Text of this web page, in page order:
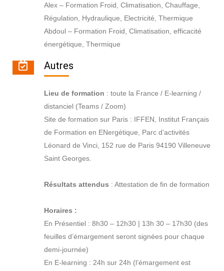
Alex – Formation Froid, Climatisation, Chauffage,
Régulation, Hydraulique, Electricité, Thermique
Abdoul – Formation Froid, Climatisation, efficacité
énergétique, Thermique
Autres
Lieu de formation : toute la France / E-learning /
distanciel (Teams / Zoom)
Site de formation sur Paris : IFFEN, Institut Français
de Formation en ENergétique, Parc d’activités
Léonard de Vinci, 152 rue de Paris 94190 Villeneuve
Saint Georges.
Résultats attendus : Attestation de fin de formation
Horaires :
En Présentiel : 8h30 – 12h30 | 13h 30 – 17h30 (des
feuilles d’émargement seront signées pour chaque
demi-journée)
En E-learning : 24h sur 24h (l’émargement est